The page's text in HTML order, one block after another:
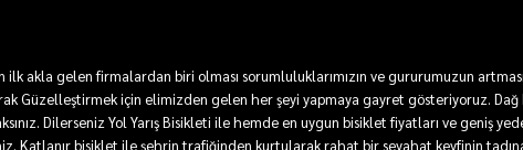
akla gelen firmalardan biri olması sorumluluklarımızın ve gururumuzun
Güzelleştirmek için elimizden gelen her şeyi yapmaya gayret gösteriyoruz.
Dilerseniz Yol Yarış Bisikleti ile hemde en uygun bisiklet fiyatları ve geniş
Katlanır bisiklet ile şehrin trafiğinden kurtularak rahat bir seyahat keyfinin